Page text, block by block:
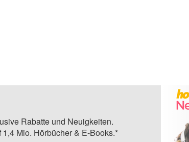
Rabatte und Neuigkeiten.
Mio. Hörbücher & E-Books.*